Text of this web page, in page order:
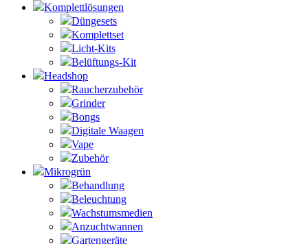
Komplettlösungen
Düngesets
Komplettset
Licht-Kits
Belüftungs-Kit
Headshop
Raucherzubehör
Grinder
Bongs
Digitale Waagen
Vape
Zubehör
Mikrogrün
Behandlung
Beleuchtung
Wachstumsmedien
Anzuchtwannen
Gartengeräte